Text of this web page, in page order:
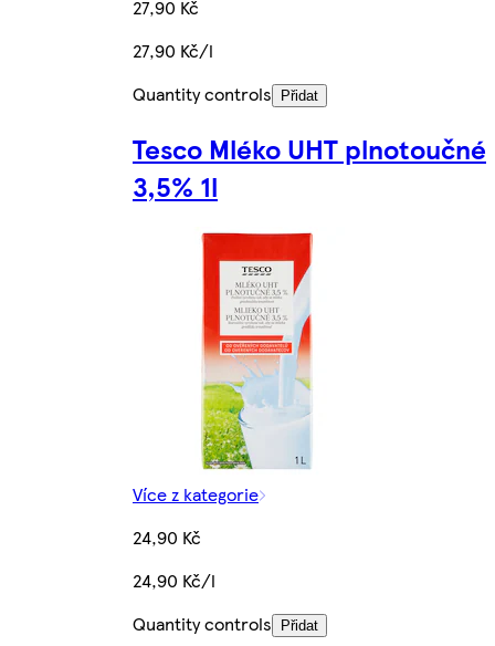
27,90 Kč
27,90 Kč/l
Quantity controls
Přidat
Tesco Mléko UHT plnotoučné
3,5% 1l
Více z kategorie
24,90 Kč
24,90 Kč/l
Quantity controls
Přidat